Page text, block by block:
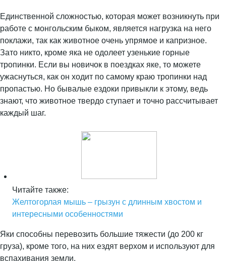
Единственной сложностью, которая может возникнуть при
работе с монгольским быком, является нагрузка на него
поклажи, так как животное очень упрямое и капризное.
Зато никто, кроме яка не одолеет узенькие горные
тропинки. Если вы новичок в поездках яке, то можете
ужаснуться, как он ходит по самому краю тропинки над
пропастью. Но бывалые ездоки привыкли к этому, ведь
знают, что животное твердо ступает и точно рассчитывает
каждый шаг.
Читайте также:
Желтогорлая мышь – грызун с длинным хвостом и
интересными особенностями
Яки способны перевозить большие тяжести (до 200 кг
груза), кроме того, на них ездят верхом и используют для
вспахивания земли.